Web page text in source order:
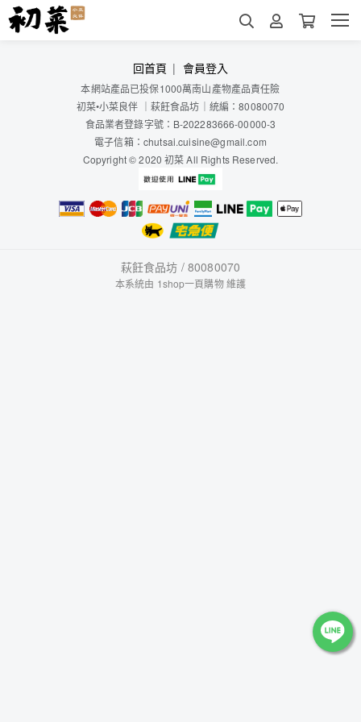
回首頁 會員登入
本網站產品已投保1000萬南山產物產品責任險
初菜•小菜良伴 ｜ 萩飪食品坊 ｜ 統編：80080070
食品業者登錄字號：B-202283666-00000-3
電子信箱：chutsai.cuisine@gmail.com
Copyright © 2020 初菜 All Rights Reserved.
萩飪食品坊 / 80080070
本系統由 1shop一頁購物維護